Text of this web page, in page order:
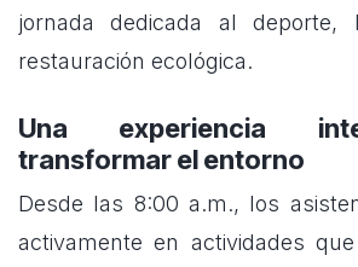
jornada dedicada al
restauración ecológica.
Una experiencia
transformar el entorno
Desde las 8:00 a.m., los
activamente en actividades